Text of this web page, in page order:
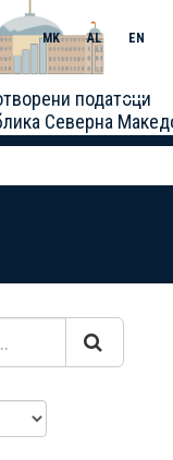
податоци
Северна
MK AL EN
Toggle